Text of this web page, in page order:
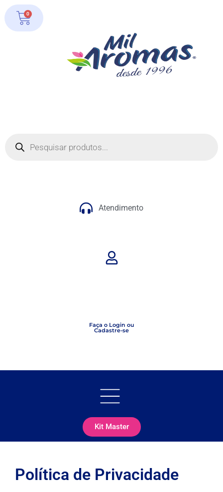
Atendimento
Faça o Login ou
Cadastre-se
Kit Master
Política de Privacidade
0